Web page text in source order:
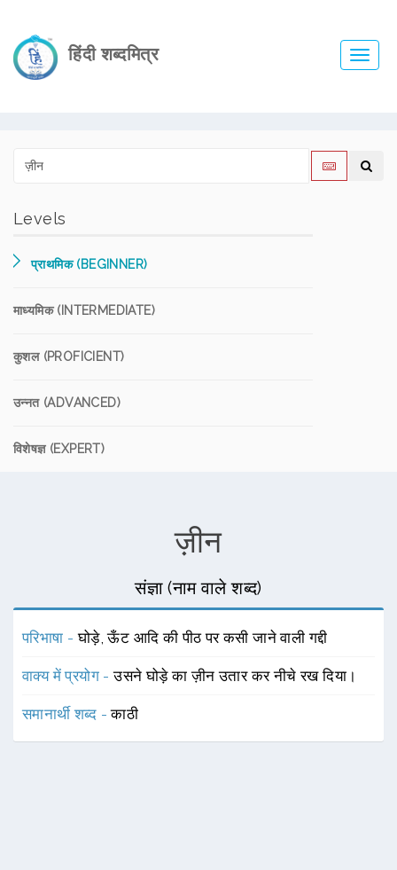
हिंदी शब्दमित्र
Levels
प्राथमिक (BEGINNER)
माध्यमिक (INTERMEDIATE)
कुशल (PROFICIENT)
उन्नत (ADVANCED)
विशेषज्ञ (EXPERT)
ज़ीन
संज्ञा (नाम वाले शब्द)
परिभाषा -घोड़े, ऊँट आदि की पीठ पर कसी जाने वाली गद्दी
वाक्य में प्रयोग -उसने घोड़े का ज़ीन उतार कर नीचे रख दिया।
समानार्थी शब्द -काठी